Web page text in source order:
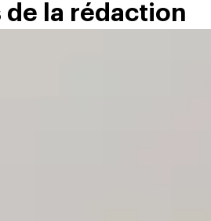
de la rédaction